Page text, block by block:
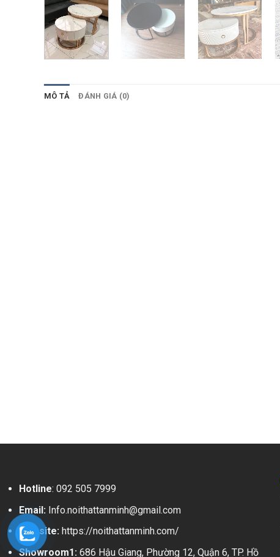
MÔ TẢ ĐÁNH GIÁ (0)
Hotline: 092 505 7999
Email: Info.noithattanminh@gmail.com
Website: https://noithattanminh.com/
Showroom1: 686 Hậu Giang, Phường 12, Quận 6, TP. Hồ